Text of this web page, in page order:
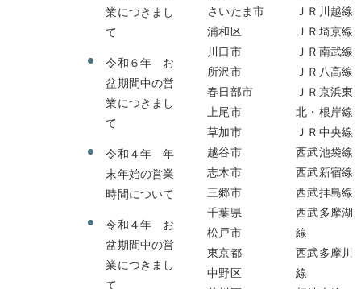
業につきまし
て
令和６年 お
盆期間中の営
業につきまし
て
令和４年 年
末年始の営業
時間について
令和４年 お
盆期間中の営
業につきまし
て
さいたま市
浦和区
川口市
所沢市
春日部市
上尾市
草加市
越谷市
志木市
三郷市
千葉県
松戸市
東京都
中野区
ＪＲ川越線
ＪＲ埼京線
ＪＲ南武線
ＪＲ八高線
ＪＲ京浜東
北・根岸線
ＪＲ中央線
西武池袋線
西武新宿線
西武拝島線
西武多摩湖
線
西武多摩川
線